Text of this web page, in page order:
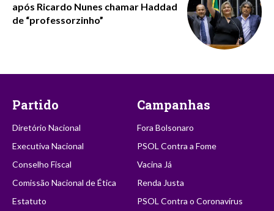
após Ricardo Nunes chamar Haddad
de “professorzinho”
Partido
Diretório Nacional
Executiva Nacional
Conselho Fiscal
Comissão Nacional de Ética
Estatuto
Campanhas
Fora Bolsonaro
PSOL Contra a Fome
Vacina Já
Renda Justa
PSOL Contra o Coronavírus